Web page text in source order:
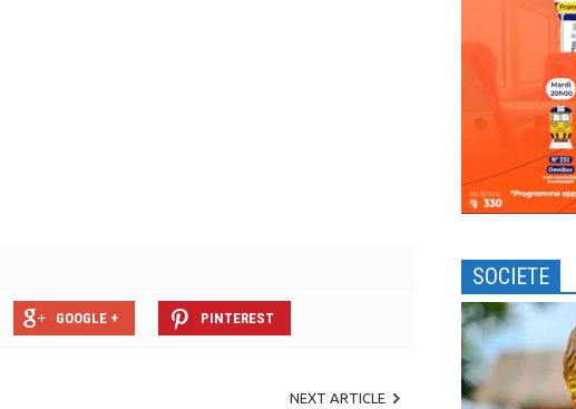
GOOGLE + PINTEREST
NEXT ARTICLE
SOCIETE